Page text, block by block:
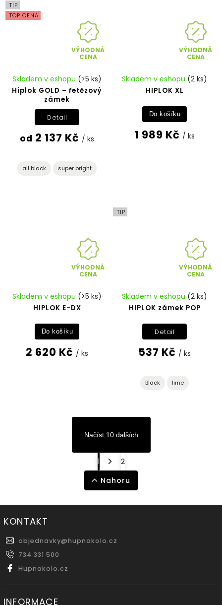
TIP
TOP CENA
VÝHODNÁ
CENA
Hiplok GOLD – řetězový
zámek
Skladem v eshopu (>5 ks)
od 2 137 Kč / ks
Detail
all black super bright
VÝHODNÁ
CENA
HIPLOK XL
Skladem v eshopu (2 ks)
1 989 Kč / ks
Do košíku
VÝHODNÁ
CENA
HIPLOK E-DX
Skladem v eshopu (>5 ks)
2 620 Kč / ks
Do košíku
TIP
VÝHODNÁ
CENA
HIPLOK zámek POP
Skladem v eshopu (2 ks)
537 Kč / ks
Detail
Black lime
Načíst 10 dalších
1
2
Nahoru
KONTAKT
objednavky@hupnakolo.cz
734 331 500
Hupnakolo.cz
INFORMACE